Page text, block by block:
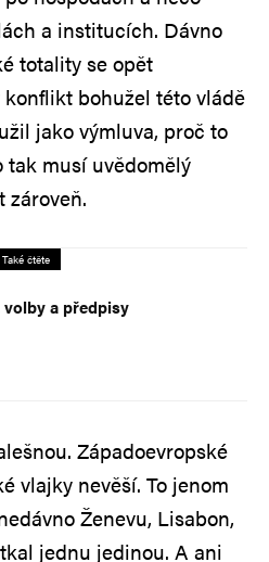
a institucích. Dávno
totality se opět
bohužel této vládě
jako výmluva, proč to
musí uvědomělý
zároveň.
Také čtěte
volby a předpisy
Západoevropské
vlajky nevěší. To jenom
Ženevu, Lisabon,
jednu jedinou. A ani